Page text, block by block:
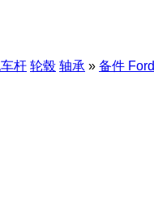
杆 轮毂 轴承 » 备件 Ford